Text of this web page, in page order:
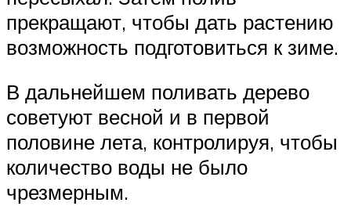
прекращают, чтобы дать растению
возможность подготовиться к зиме.
В дальнейшем поливать дерево
советуют весной и в первой
половине лета, контролируя, чтобы
количество воды не было
чрезмерным.